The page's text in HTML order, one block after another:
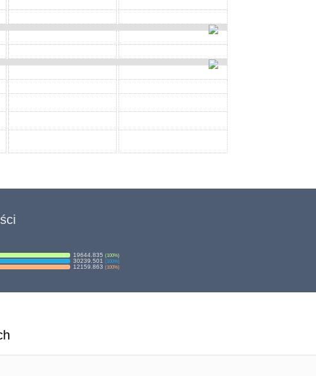
19644.835 (100%)
30239.501 (100%)
12159.863 (100%)